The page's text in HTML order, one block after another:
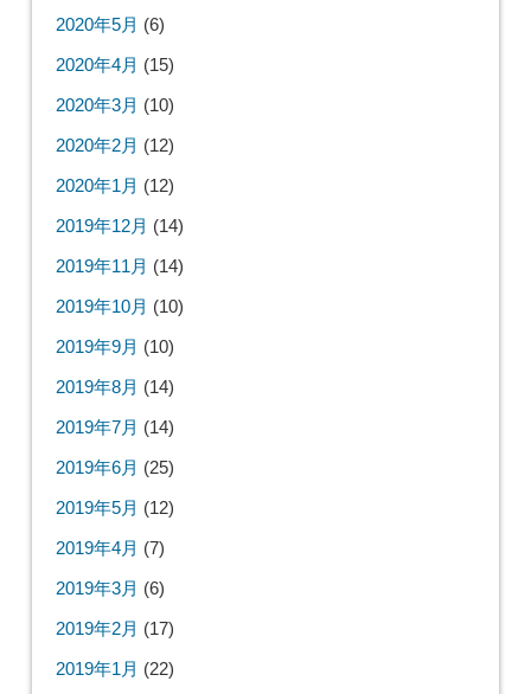
2020年5月 (6)
2020年4月 (15)
2020年3月 (10)
2020年2月 (12)
2020年1月 (12)
2019年12月 (14)
2019年11月 (14)
2019年10月 (10)
2019年9月 (10)
2019年8月 (14)
2019年7月 (14)
2019年6月 (25)
2019年5月 (12)
2019年4月 (7)
2019年3月 (6)
2019年2月 (17)
2019年1月 (22)